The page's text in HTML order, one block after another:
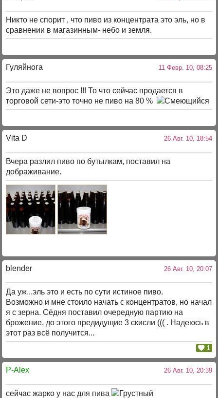
Никто не спорит , что пиво из концентрата это эль, но в
сравнении в магазинным- небо и земля.
Гуляйнога 11 Февр. 10, 08:25
Это даже не вопрос !!! То что сейчас продается в
торговой сети-это точно не пиво на 80 %
Vita D 26 Авг. 10, 18:54
Вчера разлил пиво по бутылкам, поставил на
дображивание.
blender 26 Авг. 10, 20:07
Да уж...эль это и есть по сути истиное пиво.
Возможно и мне стоило начать с концентратов, но начал
я с зерна. Сёдня поставил очередную партию на
брожение, до этого предидущие 3 скисли ((( . Надеюсь в
этот раз всё получится...
1
P-Alex 26 Авг. 10, 20:39
сейчас жарко у нас для пива